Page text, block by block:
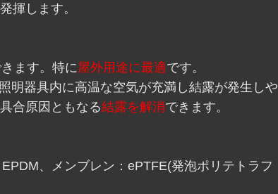
揮します。
ます。特に屋外用途に最適です。
明器具内に高温な空気が充満し結露が発生しや
合原因ともなる結露を解消できます。
、メンブレン：ePTFE(発泡ポリテトラフ